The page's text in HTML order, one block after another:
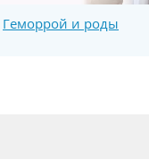
Геморрой и роды